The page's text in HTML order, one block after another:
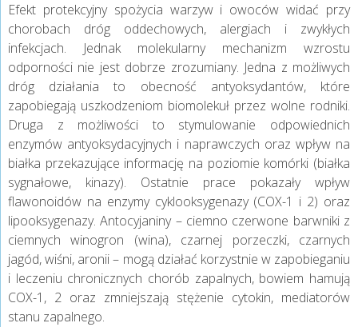
Efekt protekcyjny spożycia warzyw i owoców widać przy
chorobach dróg oddechowych, alergiach i zwykłych
infekcjach. Jednak molekularny mechanizm wzrostu
odporności nie jest dobrze zrozumiany. Jedna z możliwych
dróg działania to obecność antyoksydantów, które
zapobiegają uszkodzeniom biomolekuł przez wolne rodniki.
Druga z możliwości to stymulowanie odpowiednich
enzymów antyoksydacyjnych i naprawczych oraz wpływ na
białka przekazujące informację na poziomie komórki (białka
sygnałowe, kinazy). Ostatnie prace pokazały wpływ
flawonoidów na enzymy cyklooksygenazy (COX-1 i 2) oraz
lipooksygenazy. Antocyjaniny – ciemno czerwone barwniki z
ciemnych winogron (wina), czarnej porzeczki, czarnych
jagód, wiśni, aronii – mogą działać korzystnie w zapobieganiu
i leczeniu chronicznych chorób zapalnych, bowiem hamują
COX-1, 2 oraz zmniejszają stężenie cytokin, mediatorów
stanu zapalnego.